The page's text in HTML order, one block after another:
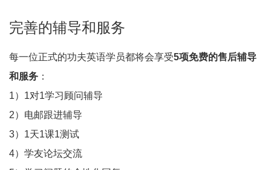
完善的辅导和服务
每一位正式的功夫英语学员都将会享受5项免费的售后辅导
和服务 ：
1）1对1学习顾问辅导
2）电邮跟进辅导
3）1天1课1测试
4）学友论坛交流